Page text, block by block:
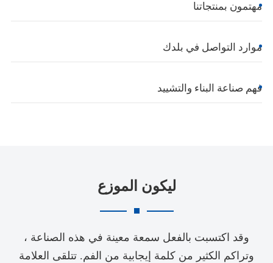
مهتمون بمنتجاتنا
موارد التواصل في بلدك
فهم صناعة البناء والتشييد
ليكون الموزع
وقد اكتسبت بالفعل سمعة معينة في هذه الصناعة ،
وتراكم الكثير من كلمة إيجابية من الفم. تتلقى العلامة